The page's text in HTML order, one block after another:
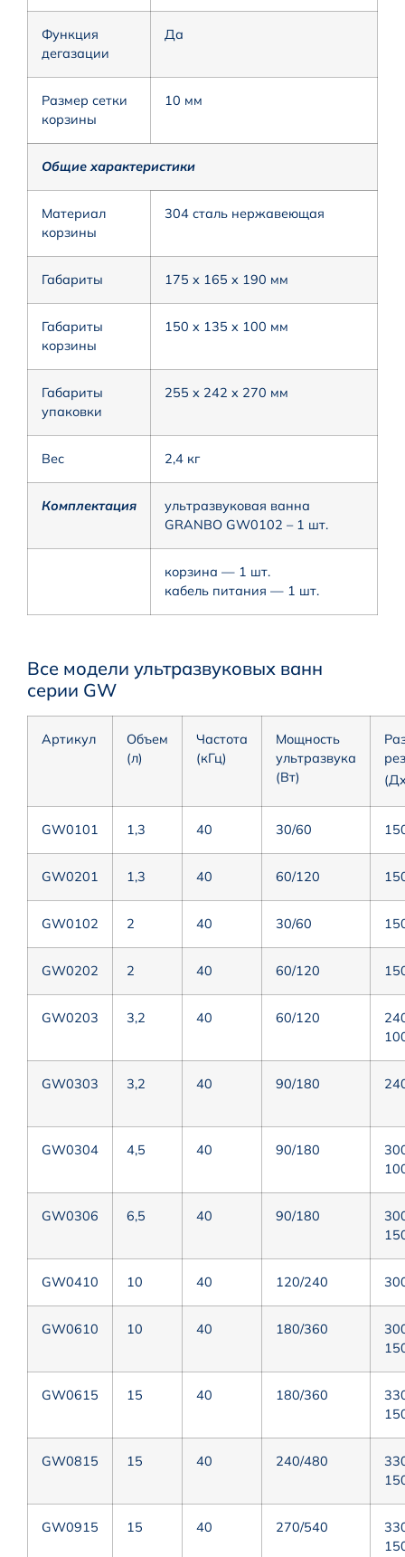
Функция
дегазации
Да
Размер сетки
корзины
10 мм
Общие характеристики
Материал
корзины
304 сталь нержавеющая
Габариты 175 x 165 x 190 мм
Габариты
корзины
150 x 135 x 100 мм
Габариты
упаковки
255 x 242 x 270 мм
Вес 2,4 кг
Комплектация
ультразвуковая ванна
GRANBO GW0102 – 1 шт.
корзина — 1 шт.
кабель питания — 1 шт.
Все модели ультразвуковых ванн
серии GW
Артикул
Объем
(л)
Частота
(кГц)
Мощность
ультразвука
(Вт)
GW0101 1,3 40 30/60
GW0201 1,3 40 60/120
GW0102 2 40 30/60
GW0202 2 40 60/120
GW0203 3,2 40 60/120
GW0303 3,2 40 90/180
GW0304 4,5 40 90/180
GW0306 6,5 40 90/180
GW0410 10 40 120/240
GW0610 10 40 180/360
GW0615 15 40 180/360
GW0815 15 40 240/480
GW0915 15 40 270/540